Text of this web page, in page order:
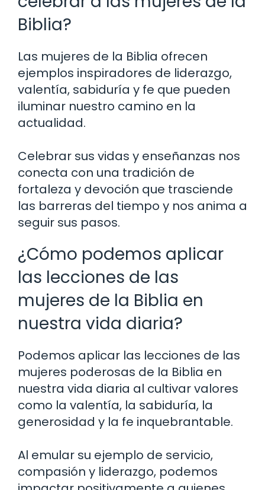
Biblia?
Las mujeres de la Biblia ofrecen
ejemplos inspiradores de liderazgo,
valentía, sabiduría y fe que pueden
iluminar nuestro camino en la
actualidad.
Celebrar sus vidas y enseñanzas nos
conecta con una tradición de
fortaleza y devoción que trasciende
las barreras del tiempo y nos anima a
seguir sus pasos.
¿Cómo podemos aplicar
las lecciones de las
mujeres de la Biblia en
nuestra vida diaria?
Podemos aplicar las lecciones de las
mujeres poderosas de la Biblia en
nuestra vida diaria al cultivar valores
como la valentía, la sabiduría, la
generosidad y la fe inquebrantable.
Al emular su ejemplo de servicio,
compasión y liderazgo, podemos